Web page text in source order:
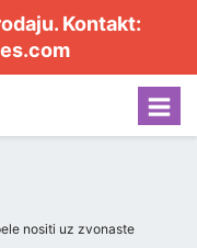
Kontakt:
nositi uz zvonaste